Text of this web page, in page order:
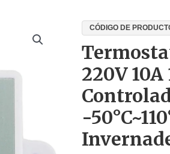
CÓDIGO DE
220V
-
Termostato
XH-
W3001
220V
10A
1500W
–
Controlador